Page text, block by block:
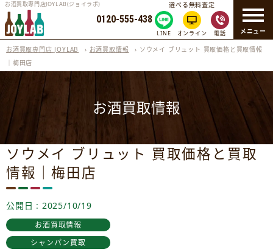
メニュー
お酒買取専門店JOYLAB(ジョイラボ)
0120-555-438
選べる無料査定
LINE オンライン 電話
お酒買取専門店 JOYLAB › お酒買取情報 › ソウメイ ブリュット 買取価格と買取情報
｜梅田店
お酒買取情報
ソウメイ ブリュット 買取価格と買取
情報｜梅田店
公開日 : 2025/10/19
お酒買取情報
シャンパン買取